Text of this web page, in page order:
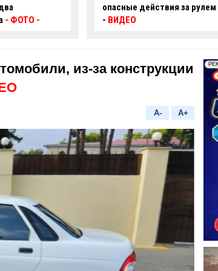
за рулем
произошло смертельное
ДТП:есть погибший и
из-за конструкции
A- A+